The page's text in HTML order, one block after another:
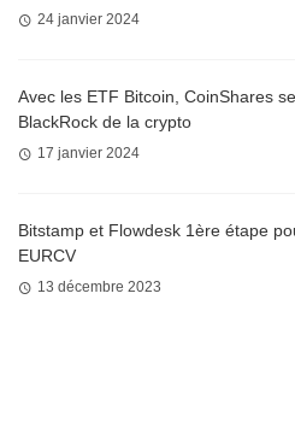
24 janvier 2024
Avec les ETF Bitcoin, CoinShares
BlackRock de la crypto
17 janvier 2024
Bitstamp et Flowdesk 1ère étape
EURCV
13 décembre 2023